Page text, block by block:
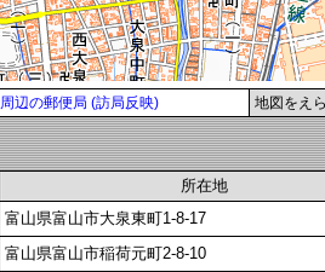
周辺の郵便局 (訪局反映) 地図をえ
所在地
富山県富山市大泉東町1-8-17
富山県富山市稲荷元町2-8-10